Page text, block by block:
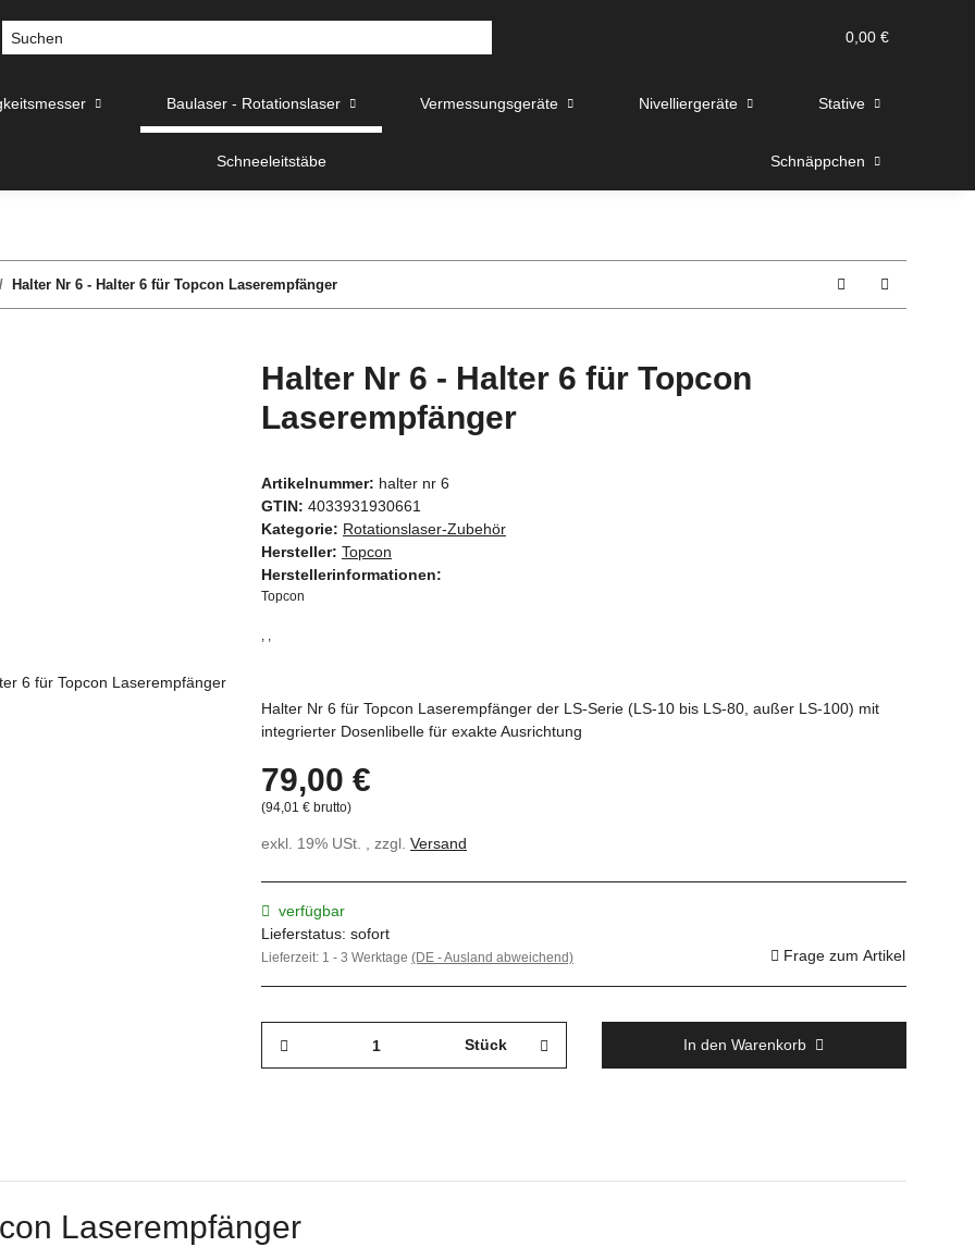
0,00 €
Baulaser - Rotationslaser Vermessungsgeräte Nivelliergeräte Stative
Schneeleitstäbe Schnäppchen
Halter Nr 6 - Halter 6 für Topcon Laserempfänger
Halter Nr 6 - Halter 6 für Topcon
Laserempfänger
Artikelnummer: halter nr 6
GTIN: 4033931930661
Kategorie: Rotationslaser-Zubehör
Hersteller: Topcon
Herstellerinformationen:
Topcon
, ,
Halter Nr 6 für Topcon Laserempfänger der LS-Serie (LS-10 bis LS-80, außer LS-100) mit
integrierter Dosenlibelle für exakte Ausrichtung
79,00 €
(94,01 € brutto)
exkl. 19% USt. , zzgl. Versand
verfügbar
Lieferstatus: sofort
Lieferzeit: 1 - 3 Werktage (DE - Ausland abweichend) Frage zum Artikel
Stück In den Warenkorb
Laserempfänger